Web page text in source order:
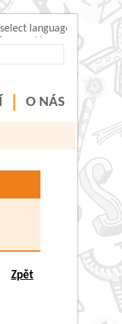
O NÁS
Zpět